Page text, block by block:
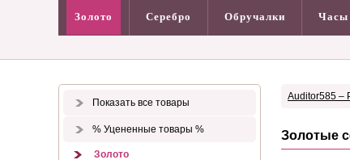
Золото Серебро Обручалки Часы
Показать все товары
% Уцененные товары %
Золото
Auditor585 –
Золотые